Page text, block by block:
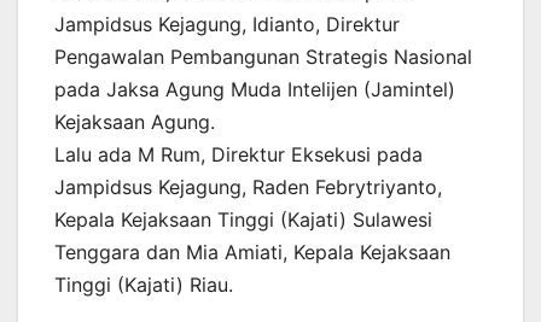
Jampidsus Kejagung, Idianto, Direktur
Pengawalan Pembangunan Strategis Nasional
pada Jaksa Agung Muda Intelijen (Jamintel)
Kejaksaan Agung.
Lalu ada M Rum, Direktur Eksekusi pada
Jampidsus Kejagung, Raden Febrytriyanto,
Kepala Kejaksaan Tinggi (Kajati) Sulawesi
Tenggara dan Mia Amiati, Kepala Kejaksaan
Tinggi (Kajati) Riau.